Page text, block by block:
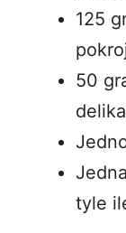
125
50
tyle